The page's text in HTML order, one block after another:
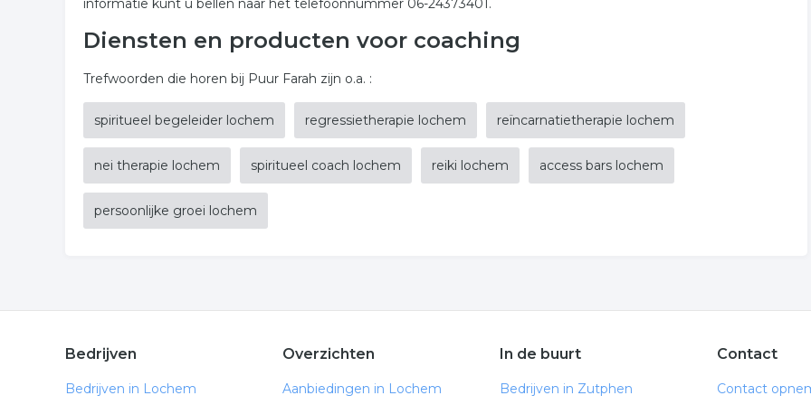
informatie kunt u bellen naar het telefoonnummer 06-24373401.
Diensten en producten voor coaching
Trefwoorden die horen bij Puur Farah zijn o.a. :
spiritueel begeleider lochem regressietherapie lochem reïncarnatietherapie lochem
nei therapie lochem spiritueel coach lochem reiki lochem access bars lochem
persoonlijke groei lochem
Bedrijven
Bedrijven in Lochem
Overzichten
Aanbiedingen in Lochem
In de buurt
Bedrijven in Zutphen
Contact
Contact